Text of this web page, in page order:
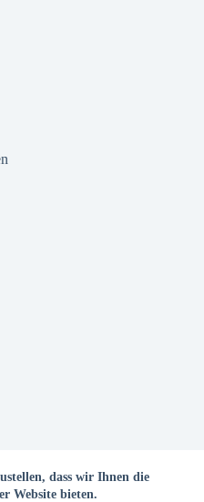
dass wir Ihnen die
Website bieten.